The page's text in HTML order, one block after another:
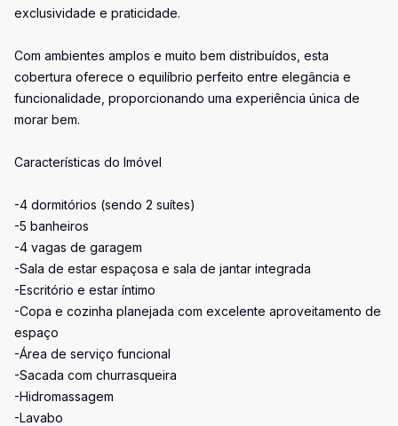
exclusividade e praticidade.
Com ambientes amplos e muito bem distribuídos, esta
cobertura oferece o equilíbrio perfeito entre elegância e
funcionalidade, proporcionando uma experiência única de
morar bem.
Características do Imóvel
-4 dormitórios (sendo 2 suítes)
-5 banheiros
-4 vagas de garagem
-Sala de estar espaçosa e sala de jantar integrada
-Escritório e estar íntimo
-Copa e cozinha planejada com excelente aproveitamento de
espaço
-Área de serviço funcional
-Sacada com churrasqueira
-Hidromassagem
-Lavabo